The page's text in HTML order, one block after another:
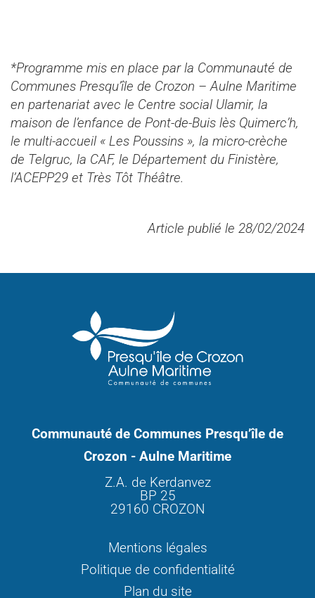
*Programme mis en place par la Communauté de
Communes Presqu’île de Crozon – Aulne Maritime
en partenariat avec le Centre social Ulamir, la
maison de l’enfance de Pont-de-Buis lès Quimerc’h,
le multi-accueil « Les Poussins », la micro-crèche
de Telgruc, la CAF, le Département du Finistère,
l’ACEPP29 et Très Tôt Théâtre.
Article publié le 28/02/2024
Communauté de Communes Presqu’île de
Crozon - Aulne Maritime
Z.A. de Kerdanvez
BP 25
29160 CROZON
Mentions légales
Politique de confidentialité
Plan du site